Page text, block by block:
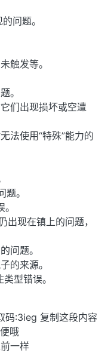
问题。
触发等。
。
们出现损坏或空遭
法使用“特殊”能力的
。
现在镇上的问题，
问题。
的来源。
型错误。
码:3ieg 复制这段内容
哦
一样